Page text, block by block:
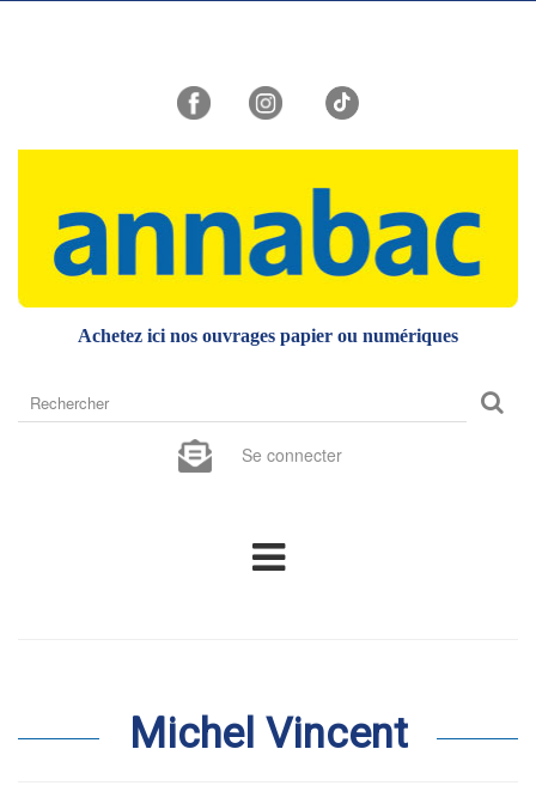
Achetez ici nos ouvrages papier ou numériques
sur
site
Se connecter
Michel Vincent